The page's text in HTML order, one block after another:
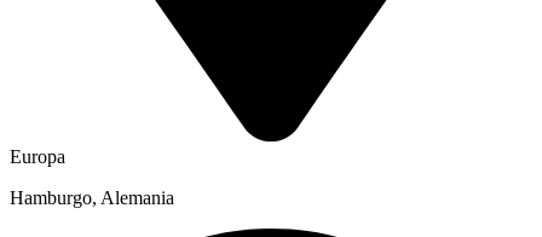
Europa
Hamburgo, Alemania